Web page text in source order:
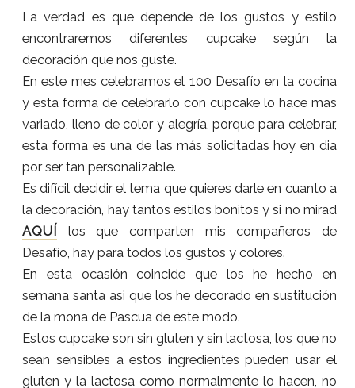
La verdad es que depende de los gustos y estilo
encontraremos diferentes cupcake según la
decoración que nos guste.
En este mes celebramos el 100 Desafío en la cocina
y esta forma de celebrarlo con cupcake lo hace mas
variado, lleno de color y alegría, porque para celebrar,
esta forma es una de las más solicitadas hoy en dia
por ser tan personalizable.
Es difícil decidir el tema que quieres darle en cuanto a
la decoración, hay tantos estilos bonitos y si no mirad
AQUÍ los que comparten mis compañeros de
Desafío, hay para todos los gustos y colores.
En esta ocasión coincide que los he hecho en
semana santa asi que los he decorado en sustitución
de la mona de Pascua de este modo.
Estos cupcake son sin gluten y sin lactosa, los que no
sean sensibles a estos ingredientes pueden usar el
gluten y la lactosa como normalmente lo hacen, no